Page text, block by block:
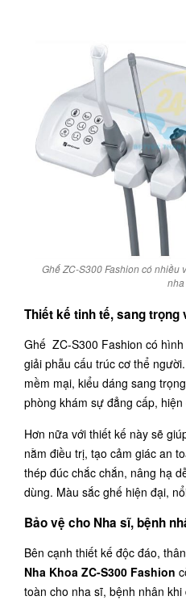
Ghế ZC-S300 Fashion có nhiều
Thiết kế tinh tế, sang
Ghế ZC-S300 Fashion có
giải phẫu cấu trúc cơ thể
mềm mại, kiểu dáng sang
phòng khám sự đẳng cấp, hiện
Hơn nữa với thiết kế này sẽ
nằm điều trị, tạo cảm giác an
thép đúc chắc chắn, nâng hạ
dùng. Màu sắc ghế hiện đại,
Bảo vệ cho Nha sĩ, bệnh
Bên cạnh thiết kế độc đáo,
Nha Khoa ZC-S300 Fashion
toàn cho nha sĩ, bệnh nhân khi